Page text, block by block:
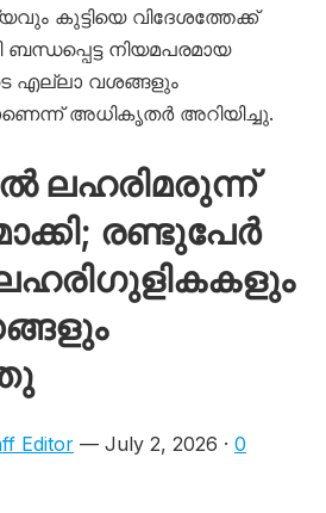
കുട്ടിയെ വിദേശത്തേക്ക്
നിയമപരമായ
എല്ലാ വശങ്ങളും
അധികൃതർ അറിയിച്ചു.
ലഹരിമരുന്ന്
രണ്ടുപേർ
Editor— July 2, 2026 · 0